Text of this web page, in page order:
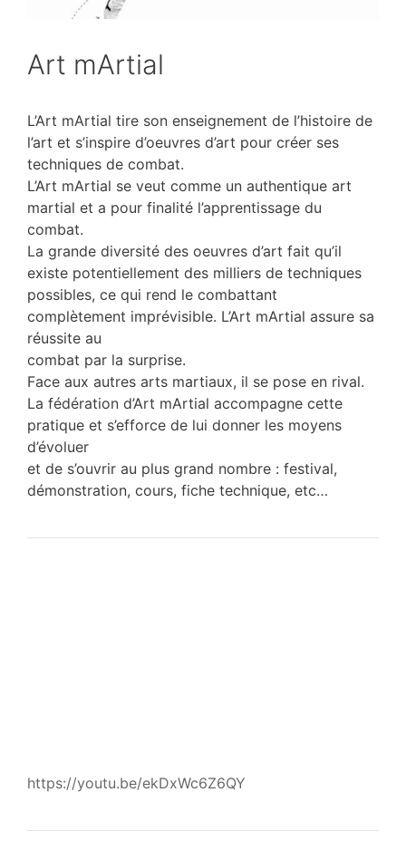
Art mArtial
L’Art mArtial tire son enseignement de l’histoire de
l’art et s’inspire d’oeuvres d’art pour créer ses
techniques de combat.
L’Art mArtial se veut comme un authentique art
martial et a pour finalité l’apprentissage du
combat.
La grande diversité des oeuvres d’art fait qu’il
existe potentiellement des milliers de techniques
possibles, ce qui rend le combattant
complètement imprévisible. L’Art mArtial assure sa
réussite au
combat par la surprise.
Face aux autres arts martiaux, il se pose en rival.
La fédération d’Art mArtial accompagne cette
pratique et s’efforce de lui donner les moyens
d’évoluer
et de s’ouvrir au plus grand nombre : festival,
démonstration, cours, fiche technique, etc…
https://youtu.be/ekDxWc6Z6QY